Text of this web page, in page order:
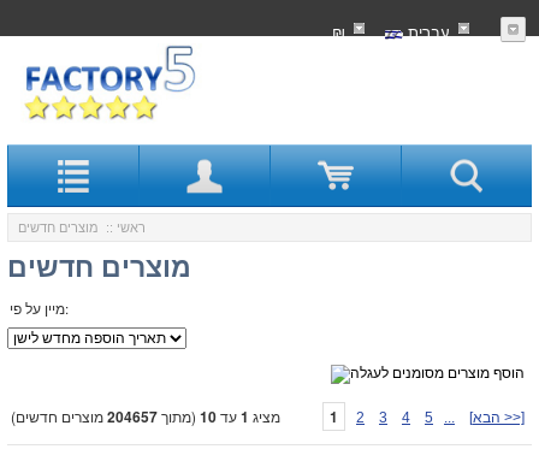
עִברִית ₪
ראשי :: מוצרים חדשים
מוצרים חדשים
מיין על פי:
מציג 1עד10 (מתוך204657מוצרים חדשים) 1 2 3 4 5 ... [הבא >>]